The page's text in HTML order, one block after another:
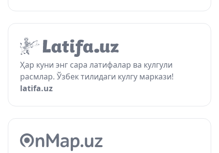
Ҳар куни энг сара латифалар ва кулгули
расмлар. Ўзбек тилидаги кулгу маркази!
latifa.uz